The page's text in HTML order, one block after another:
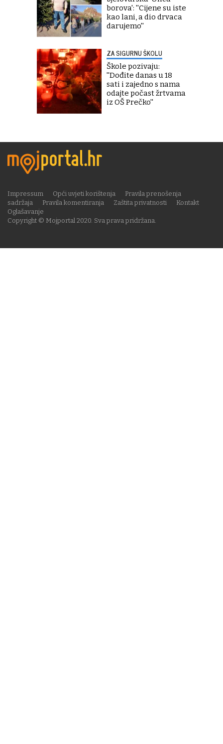
borova': ''Cijene su iste
kao lani, a dio drvaca
darujemo''
ZA SIGURNU ŠKOLU
Škole pozivaju:
''Dođite danas u 18
sati i zajedno s nama
odajte počast žrtvama
iz OŠ Prečko''
Copyright © Mojportal 2020. Sva prava pridržana.
Impressum Opći uvjeti korištenja
Pravila prenošenja
sadržaja
Pravila komentiranja Zaštita privatnosti
Kontakt
Oglašavanje